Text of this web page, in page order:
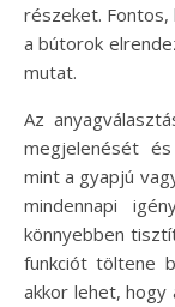
részeket. Fontos,
a bútorok
mutat.
Az
megjelenését
mint a gyapjú
mindennapi
könnyebben
funkciót töltene
akkor lehet, hogy